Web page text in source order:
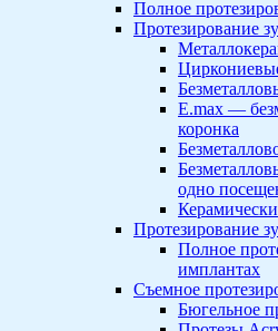
Полное
Протезирование
E.max —
коронка
одно
Протезирование
Полное
имплантах
Съемное
Бюгельное